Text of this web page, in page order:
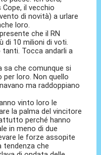
il vecchio
di novità) a urlare
loro.
che il RN
di 10 milioni di voti.
Tocca andarli a
sa che comunque si
loro. Non quello
ma raddoppiano
vinto loro le
la palma del vincitore
perché hanno
in meno di due
le forze assopite
tendenza che